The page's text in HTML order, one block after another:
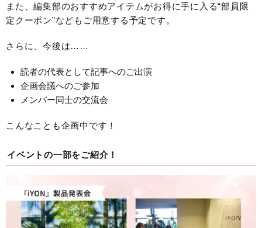
また、編集部のおすすめアイテムがお得に手に入る“部員限
定クーポン”などもご用意する予定です。
さらに、今後は……
読者の代表として記事へのご出演
企画会議へのご参加
メンバー同士の交流会
こんなことも企画中です！
イベントの一部をご紹介！